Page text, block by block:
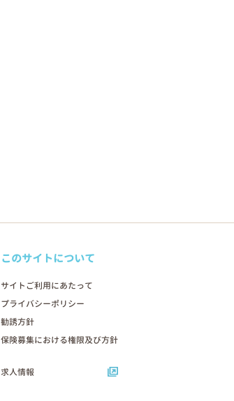
このサイトについて
サイトご利用にあたって
プライバシーポリシー
勧誘方針
保険募集における権限及び方針
求人情報